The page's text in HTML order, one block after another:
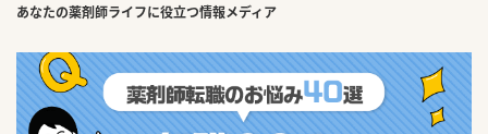
あなたの薬剤師ライフに役立つ情報メディア